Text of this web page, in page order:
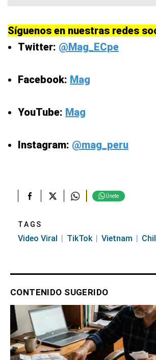
Síguenos en nuestras redes
Twitter: @Mag_ECpe
Facebook: Mag
YouTube: Mag
Instagram: @mag_peru
Únete
TAGS
Video Viral TikTok Vietnam
CONTENIDO SUGERIDO